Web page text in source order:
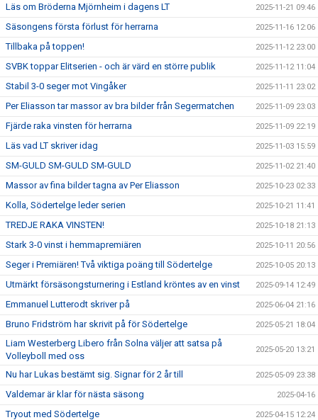
Läs om Bröderna Mjörnheim i dagens LT 2025-11-21 09:46
Säsongens första förlust för herrarna 2025-11-16 12:06
Tillbaka på toppen! 2025-11-12 23:00
SVBK toppar Elitserien - och är värd en större publik 2025-11-12 11:04
Stabil 3-0 seger mot Vingåker 2025-11-11 23:02
Per Eliasson tar massor av bra bilder från Segermatchen 2025-11-09 23:03
Fjärde raka vinsten för herrarna 2025-11-09 22:19
Läs vad LT skriver idag 2025-11-03 15:59
SM-GULD SM-GULD SM-GULD 2025-11-02 21:40
Massor av fina bilder tagna av Per Eliasson 2025-10-23 02:33
Kolla, Södertelge leder serien 2025-10-21 11:41
TREDJE RAKA VINSTEN! 2025-10-18 21:13
Stark 3-0 vinst i hemmapremiären 2025-10-11 20:56
Seger i Premiären! Två viktiga poäng till Södertelge 2025-10-05 20:13
Utmärkt försäsongsturnering i Estland kröntes av en vinst 2025-09-14 12:49
Emmanuel Lutterodt skriver på 2025-06-04 21:16
Bruno Fridström har skrivit på för Södertelge 2025-05-21 18:04
Liam Westerberg Libero från Solna väljer att satsa på
Volleyboll med oss
2025-05-20 13:21
Nu har Lukas bestämt sig. Signar för 2 år till 2025-05-09 23:38
Valdemar är klar för nästa säsong 2025-04-16
Tryout med Södertelge 2025-04-15 12:24